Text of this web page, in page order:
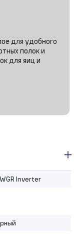
для удобного
полок и
для яиц и
Inverter